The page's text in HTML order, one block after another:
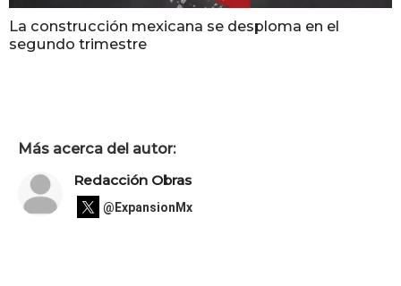
La construcción mexicana se desploma en el
segundo trimestre
Más acerca del autor:
Redacción Obras
@ExpansionMx